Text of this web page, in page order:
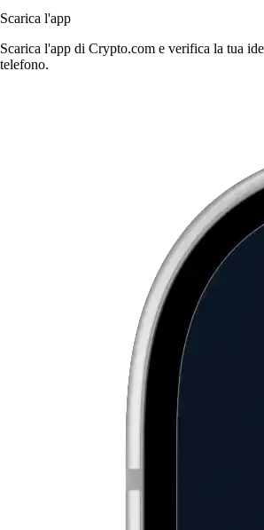
Scarica l'app
Scarica l'app di Crypto.com e verifica la tua
telefono.